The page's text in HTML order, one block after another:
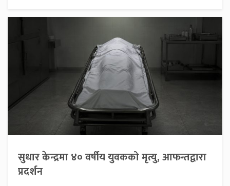
सुधार केन्द्रमा ४० वर्षीय युवकको मृत्यु, आफन्तद्वारा
प्रदर्शन